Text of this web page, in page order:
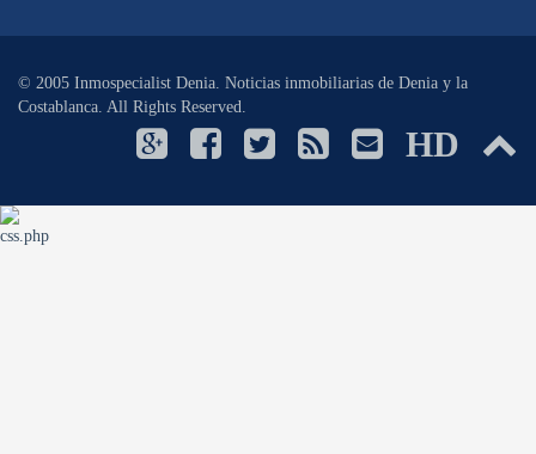
© 2005 Inmospecialist Denia. Noticias inmobiliarias de Denia y la
Costablanca. All Rights Reserved.
HD